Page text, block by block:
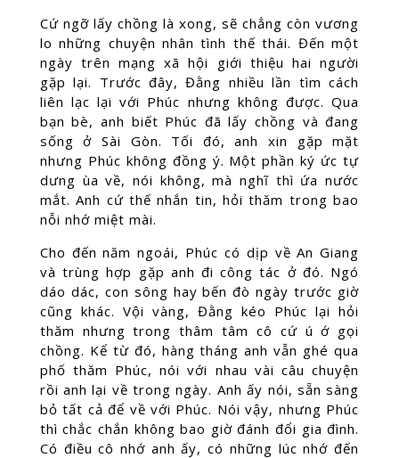
Cứ ngỡ lấy chồng là xong, sẽ chẳng còn vương
lo những chuyện nhân tình thế thái. Đến một
ngày trên mạng xã hội giới thiệu hai người
gặp lại. Trước đây, Đằng nhiều lần tìm cách
liên lạc lại với Phúc nhưng không được. Qua
bạn bè, anh biết Phúc đã lấy chồng và đang
sống ở Sài Gòn. Tối đó, anh xin gặp mặt
nhưng Phúc không đồng ý. Một phần ký ức tự
dưng ùa về, nói không, mà nghĩ thì ứa nước
mắt. Anh cứ thế nhắn tin, hỏi thăm trong bao
nỗi nhớ miệt mài.
Cho đến năm ngoái, Phúc có dịp về An Giang
và trùng hợp gặp anh đi công tác ở đó. Ngó
dáo dác, con sông hay bến đò ngày trước giờ
cũng khác. Vội vàng, Đằng kéo Phúc lại hỏi
thăm nhưng trong thâm tâm cô cứ ú ớ gọi
chồng. Kể từ đó, hàng tháng anh vẫn ghé qua
phố thăm Phúc, nói với nhau vài câu chuyện
rồi anh lại về trong ngày. Anh ấy nói, sẵn sàng
bỏ tất cả để về với Phúc. Nói vậy, nhưng Phúc
thì chắc chắn không bao giờ đánh đổi gia đình.
Có điều cô nhớ anh ấy, có những lúc nhớ đến